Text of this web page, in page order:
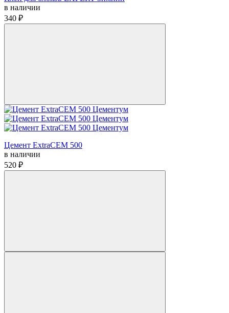
в наличии
340 ₽
Цемент ExtraCEM 500
в наличии
520 ₽